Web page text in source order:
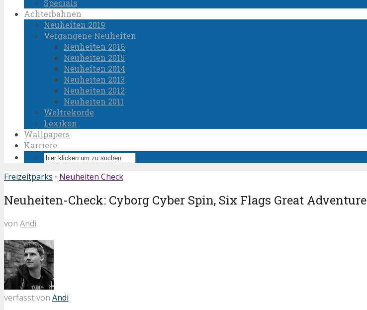
Specials
Achterbahnen
Neuheiten 2019
Vergangene Neuheiten
Neuheiten 2016
Neuheiten 2015
Neuheiten 2014
Neuheiten 2013
Neuheiten 2012
Neuheiten 2011
Weltrekorde
Lexikon
Wallpapers
Karriere
Freizeitparks • Neuheiten Check
Neuheiten-Check: Cyborg Cyber Spin, Six Flags Great Adventure
von Andi
verfasst von Andi